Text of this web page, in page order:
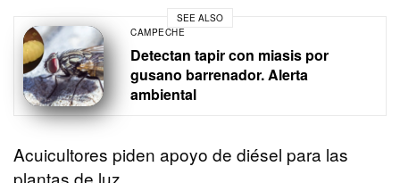
SEE ALSO
CAMPECHE
Detectan tapir con miasis por
gusano barrenador. Alerta
ambiental
Acuicultores piden apoyo de diésel para las
plantas de luz